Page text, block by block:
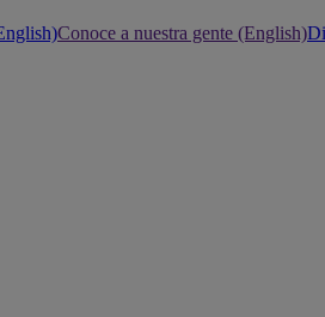
Conoce a nuestra gente (English)